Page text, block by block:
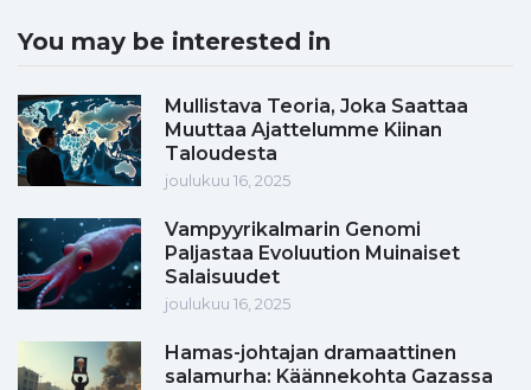
You may be interested in
Mullistava Teoria, Joka Saattaa
Muuttaa Ajattelumme Kiinan
Taloudesta
joulukuu 16, 2025
Vampyyrikalmarin Genomi
Paljastaa Evoluution Muinaiset
Salaisuudet
joulukuu 16, 2025
Hamas-johtajan dramaattinen
salamurha: Käännekohta Gazassa